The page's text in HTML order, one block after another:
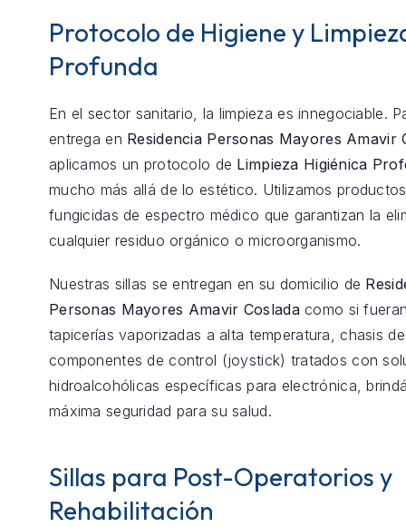
Protocolo de Higiene y
Profunda
En el sector sanitario, la limpieza es innegociable.
entrega en Residencia Personas Mayores Amavir
aplicamos un protocolo de Limpieza Higiénica
mucho más allá de lo estético. Utilizamos
fungicidas de espectro médico que garantizan la
cualquier residuo orgánico o microorganismo.
Nuestras sillas se entregan en su domicilio de
Personas Mayores Amavir Cosladacomo si
tapicerías vaporizadas a alta temperatura, chasis
componentes de control (joystick) tratados con
hidroalcohólicas específicas para electrónica,
máxima seguridad para su salud.
Sillas para Post-Operatorios y
Rehabilitación